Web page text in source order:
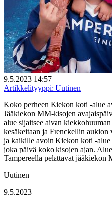
9.5.2023 14:57
Artikkelityyppi: Uutinen
Koko perheen Kiekon koti -alue
Jääkiekon MM-kisojen
alue sijaitsee aivan
kesäkeitaan ja Frenckellin aukion
ja kaikille avoin Kiekon koti -alue
joka päivä koko kisojen ajan.
Tampereella pelattavat jääkiekon
Uutinen
9.5.2023